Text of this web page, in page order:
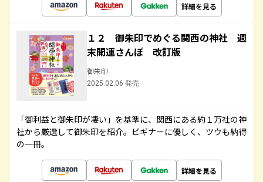
詳細を見る
１２ 御朱印でめぐる関西の神社 週
末開運さんぽ 改訂版
御朱印
2025.02.06 発売
「御利益と御朱印が凄い」を基準に、関西にある約１万社の神
社から厳選して御朱印を紹介。ビギナーに優しく、ツウも納得
の一冊。
詳細を見る